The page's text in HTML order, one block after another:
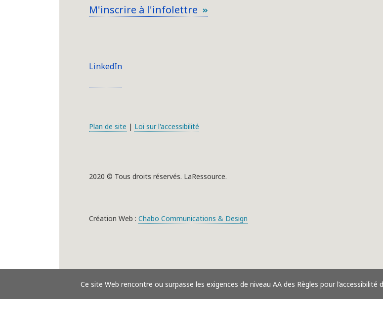
M'inscrire à l'infolettre
LinkedIn
Plan de site | Loi sur l'accessibilité
2020 © Tous droits réservés. LaRessource.
Création Web : Chabo Communications & Design
Ce site Web rencontre ou surpasse les exigences de niveau AA des Règles pour